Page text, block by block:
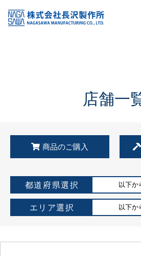
KSS加盟店・取扱店情報
店舗一覧
店舗一
商品のご購入
都道府県選択 以下か
エリア選択 以下か